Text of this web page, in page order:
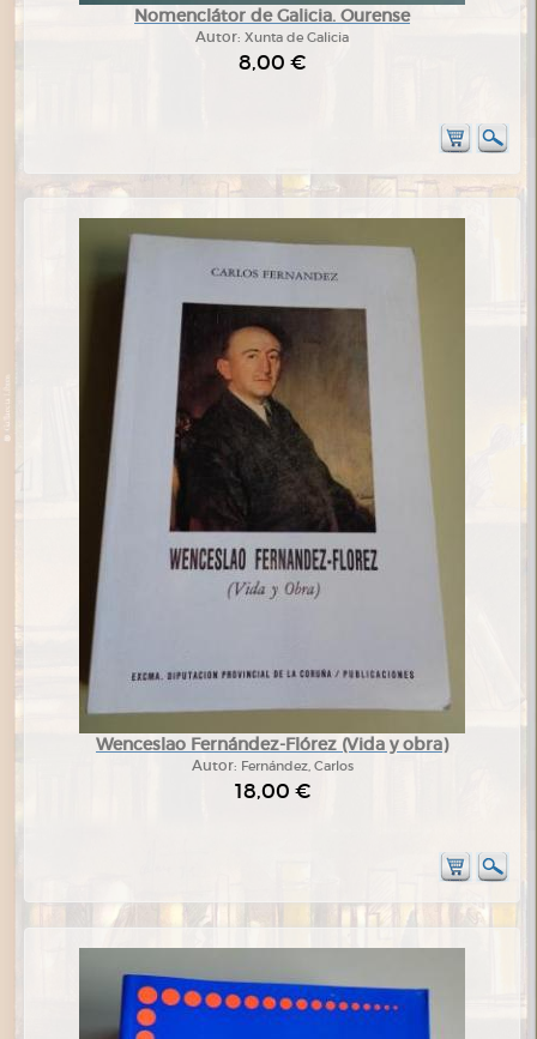
Nomenclátor de Galicia. Ourense
Autor: Xunta de Galicia
8,00 €
Wenceslao Fernández-Flórez (Vida y obra)
Autor: Fernández, Carlos
18,00 €